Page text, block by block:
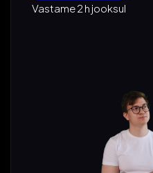
Vastame 2 h jooksul